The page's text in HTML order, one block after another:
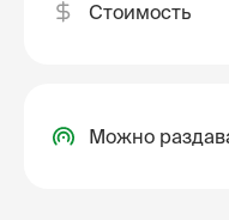
Стоимость
Можно